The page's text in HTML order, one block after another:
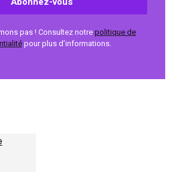
pas ! Consultez notrepolitique de
pour plus d’informations.